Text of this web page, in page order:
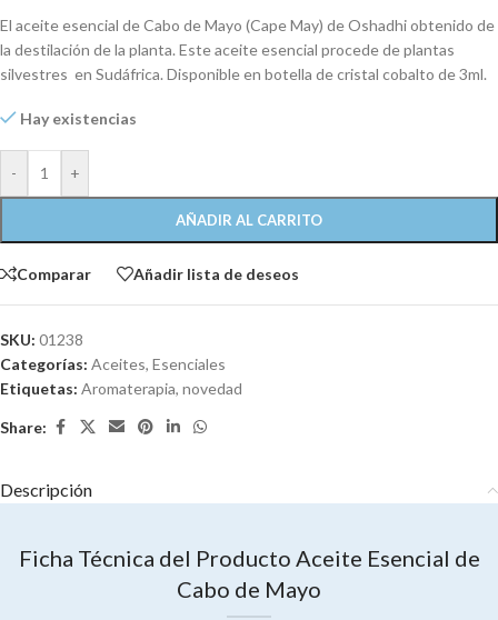
El aceite esencial de Cabo de Mayo (Cape May) de Oshadhi obtenido de
la destilación de la planta. Este aceite esencial procede de plantas
silvestres en Sudáfrica. Disponible en botella de cristal cobalto de 3ml.
Hay existencias
- +
AÑADIR AL CARRITO
Comparar Añadir lista de deseos
SKU: 01238
Categorías: Aceites, Esenciales
Etiquetas: Aromaterapia, novedad
Share:
Descripción
Ficha Técnica del Producto Aceite Esencial de
Cabo de Mayo